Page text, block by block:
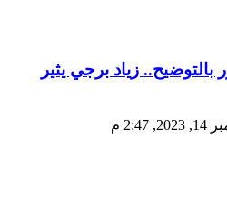
زياد برجي يثير
2:47 م